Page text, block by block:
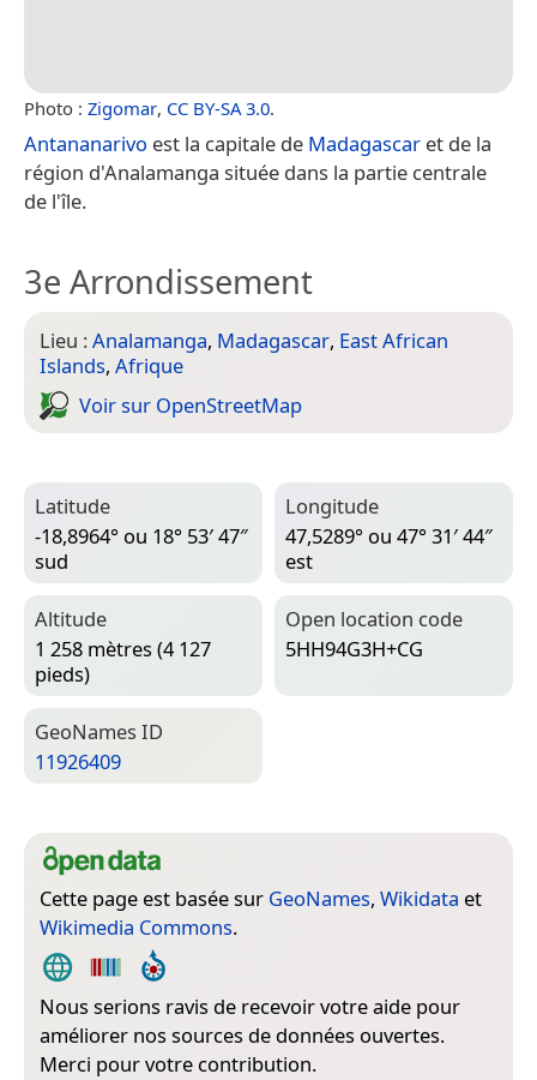
Photo : Zigomar, CC BY-SA 3.0.
Antananarivo est la capitale de Madagascar et de la
région d'Analamanga située dans la partie centrale
de l'île.
3e Arrondissement
Lieu :Analamanga, Madagascar, East African
Islands, Afrique
Voir sur Open­Street­Map
Latitude
-18,8964° ou 18° 53′ 47″
sud
Longitude
47,5289° ou 47° 31′ 44″
est
Altitude
1 258 mètres (4 127
pieds)
Open location code
5HH94G3H+CG
Geo­Names ID
11926409
Cette page est basée sur GeoNames, Wikidata et
Wikimedia Commons.
Nous serions ravis de recevoir votre aide pour
améliorer nos sources de données ouvertes.
Merci pour votre contribution.